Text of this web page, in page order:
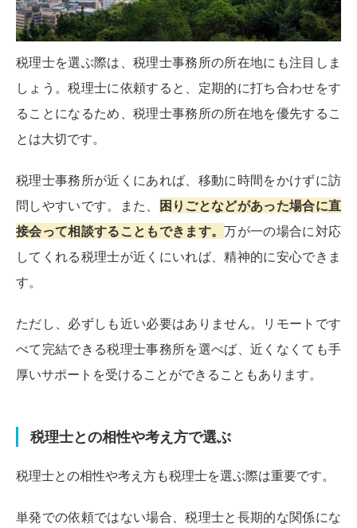
税理士を選ぶ際は、税理士事務所の所在地にも注目しま
しょう。税理士に依頼すると、定期的に打ち合わせをす
ることになるため、税理士事務所の所在地を優先するこ
とは大切です。
税理士事務所が近くにあれば、移動に時間をかけずに訪
問しやすいです。また、 困りごとなどがあった場合に直
接会って相談することもできます。万が一の場合に対応
してくれる税理士が近くにいれば、精神的に安心できま
す。
ただし、必ずしも近い必要はありません。リモートです
べて完結できる税理士事務所を選べば、近くなくても手
厚いサポートを受けることができることもあります。
税理士との相性や考え方で選ぶ
税理士との相性や考え方も税理士を選ぶ際は重要です。
単発での依頼ではない場合、税理士と長期的な関係にな